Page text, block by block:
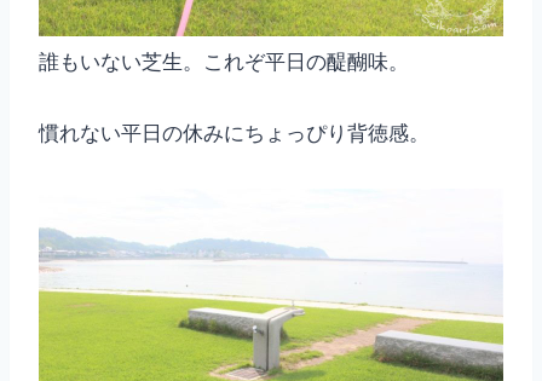
誰もいない芝生。これぞ平日の醍醐味。
慣れない平日の休みにちょっぴり背徳感。